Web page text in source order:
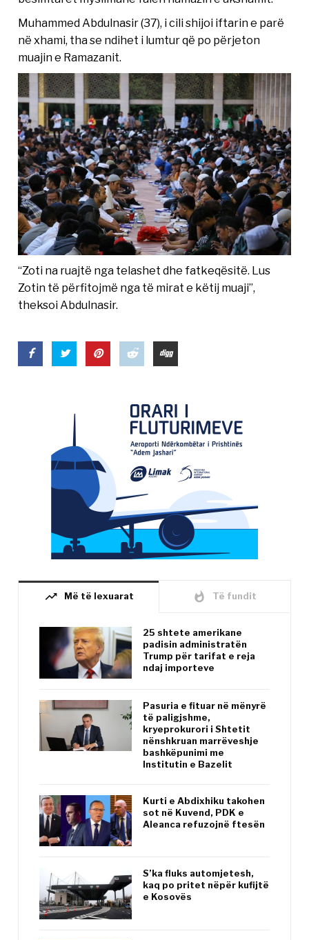
Muhammed Abdulnasir (37), i cili shijoi iftarin e parë
në xhami, tha se ndihet i lumtur që po përjeton
muajin e Ramazanit.
“Zoti na ruajtë nga telashet dhe fatkeqësitë. Lus
Zotin të përfitojmë nga të mirat e këtij muaji”,
theksoi Abdulnasir.
trending_up Më të lexuarat whatshot Të fundit
25 shtete amerikane
padisin administratën
Trump për tarifat e reja
ndaj importeve
Pasuria e fituar në mënyrë
të paligjshme,
kryeprokurori i Shtetit
nënshkruan marrëveshje
bashkëpunimi me
Institutin e Bazelit
Kurti e Abdixhiku takohen
sot në Kuvend, PDK e
Aleanca refuzojnë ftesën
S’ka fluks automjetesh,
kaq po pritet nëpër kufijtë
e Kosovës